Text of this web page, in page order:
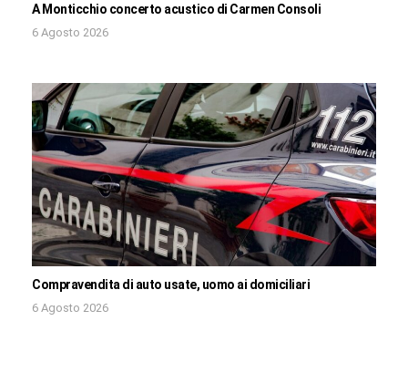
A Monticchio concerto acustico di Carmen Consoli
6 Agosto 2026
Compravendita di auto usate, uomo ai domiciliari
6 Agosto 2026